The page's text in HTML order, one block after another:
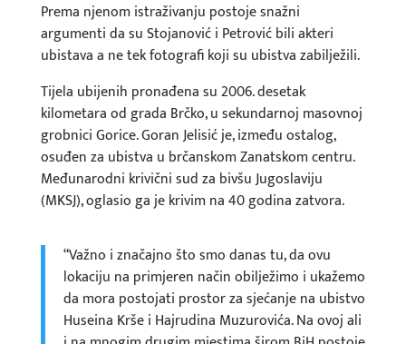
Prema njenom istraživanju postoje snažni
argumenti da su Stojanović i Petrović bili akteri
ubistava a ne tek fotografi koji su ubistva zabilježili.
Tijela ubijenih pronađena su 2006. desetak
kilometara od grada Brčko, u sekundarnoj masovnoj
grobnici Gorice. Goran Jelisić je, između ostalog,
osuđen za ubistva u brčanskom Zanatskom centru.
Međunarodni krivični sud za bivšu Jugoslaviju
(MKSJ), oglasio ga je krivim na 40 godina zatvora.
“Važno i značajno što smo danas tu, da ovu
lokaciju na primjeren način obilježimo i ukažemo
da mora postojati prostor za sjećanje na ubistvo
Huseina Krše i Hajrudina Muzurovića. Na ovoj ali